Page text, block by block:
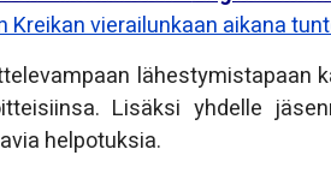
Kreikan vierailunkaan aikana
lähestymistapaan
Lisäksi yhdelle
helpotuksia.